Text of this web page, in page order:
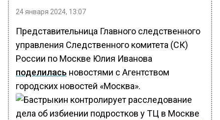
24 января 2024, 13:07
Представительница Главного следственного
управления Следственного комитета (СК)
России по Москве Юлия Иванова
поделилась новостями с Агентством
городских новостей «Москва».